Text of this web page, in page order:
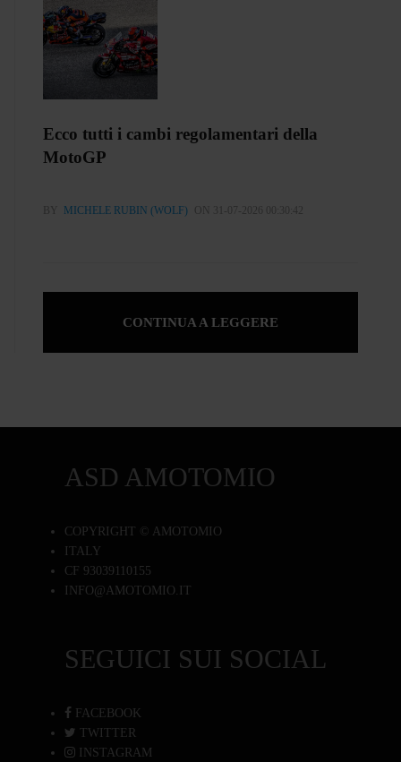
Ecco tutti i cambi regolamentari della
MotoGP
BY MICHELE RUBIN (WOLF) ON 31-07-2026 00:30:42
CONTINUA A LEGGERE
ASD AMOTOMIO
COPYRIGHT © AMOTOMIO
ITALY
CF 93039110155
INFO@AMOTOMIO.IT
SEGUICI SUI SOCIAL
FACEBOOK
TWITTER
INSTAGRAM